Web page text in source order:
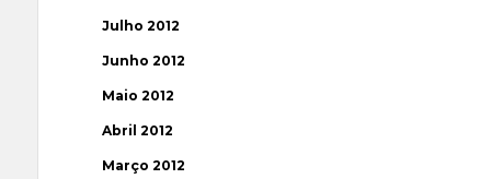
Julho 2012
Junho 2012
Maio 2012
Abril 2012
Março 2012